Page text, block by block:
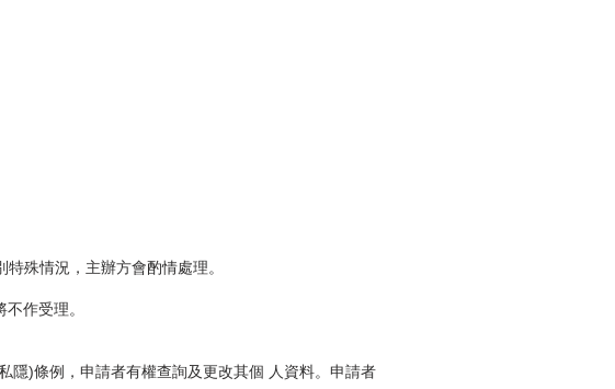
殊情況，主辦方會酌情處理。
作受理。
隱)條例，申請者有權查詢及更改其個 人資料。申請者